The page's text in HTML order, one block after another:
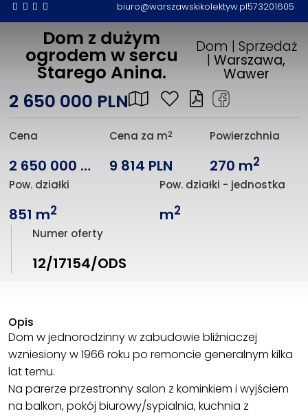
biuro@warszawskikolektyw.pl573201605
Dom z dużym
ogrodem w sercu
Starego Anina.
Dom | Sprzedaż
|Warszawa,
Wawer
2 650 000 PLN
Cena
2 650 000 PLN
Cena za m2
9 814 PLN
Powierzchnia
270 m2
Pow. działki
851 m2
Pow. działki - jednostka
m2
Numer oferty
12/17154/ODS
Opis
Dom w jednorodzinny w zabudowie bliźniaczej
wzniesiony w 1966 roku po remoncie generalnym kilka
lat temu.
Na parerze przestronny salon z kominkiem i wyjściem
na balkon, pokój biurowy/sypialnia, kuchnia z